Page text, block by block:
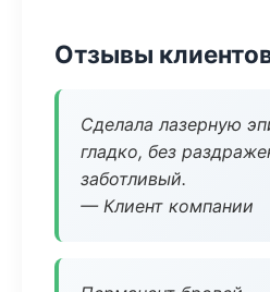
Отзывы
Сделала лазерную
гладко, без
заботливый.
— Клиент компании